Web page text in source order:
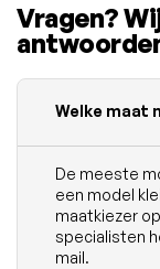
Vragen?
Welke maat
De meeste
een model
maatkiezer
specialisten
mail.